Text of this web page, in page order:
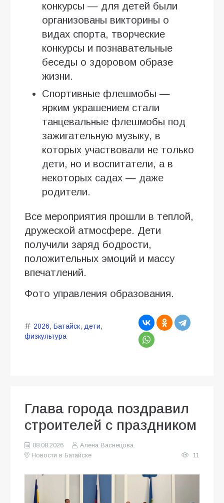
конкурсы — для детей были
организованы викторины о
видах спорта, творческие
конкурсы и познавательные
беседы о здоровом образе
жизни.
Спортивные флешмобы —
ярким украшением стали
танцевальные флешмобы под
зажигательную музыку, в
которых участвовали не только
дети, но и воспитатели, а в
некоторых садах — даже
родители.
Все мероприятия прошли в теплой,
дружеской атмосфере. Дети
получили заряд бодрости,
положительных эмоций и массу
впечатлений.
Фото управления образования.
2026, Батайск, дети,
физкультура
Глава города поздравил
строителей с праздником
08.08.2026
Алена Васнецова
Новости в Батайске
11